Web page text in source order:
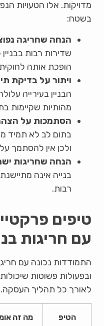
מדויקות. אלו הטעויות
בשטח:
הנחה שחריגה
שדירות רבות
הופכת אותה
ויתור על בדיקת
הבניין בעירייה
מהותיות שקיימות
הסתמכות על
בתום לב לא תמיד
ולכן אין להסתמך
הנחה שחריגות
בנייה אינה
רבות.
טיפים
עם חריגות
התמודדות נכונה עם
ובפעולות פשוטות
לאורך כל תהליך העסקה.
הטיפ מה זה